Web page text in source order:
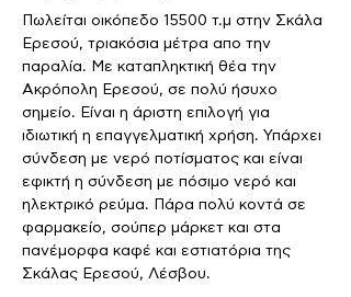
Πωλείται οικόπεδο 15500 τ.μ στην Σκάλα
Ερεσού, τριακόσια μέτρα απο την
παραλία. Με καταπληκτική θέα την
Ακρόπολη Ερεσού, σε πολύ ήσυχο
σημείο. Είναι η άριστη επιλογή για
ιδιωτική η επαγγελματική χρήση. Υπάρχει
σύνδεση με νερό ποτίσματος και είναι
εφικτή η σύνδεση με πόσιμο νερό και
ηλεκτρικό ρεύμα. Πάρα πολύ κοντά σε
φαρμακείο, σούπερ μάρκετ και στα
πανέμορφα καφέ και εστιατόρια της
Σκάλας Ερεσού, Λέσβου.